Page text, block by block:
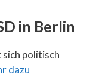
in Berlin
politisch
dazu